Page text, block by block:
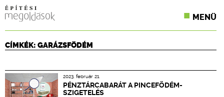
MENÜ
KONFERENCIÁK
CPR TERMÉKKIÍRÁS
CÍMKÉK: GARÁZSFÖDÉM
2023. február 21.
PÉNZTÁRCABARÁT A PINCEFÖDÉM-
SZIGETELÉS